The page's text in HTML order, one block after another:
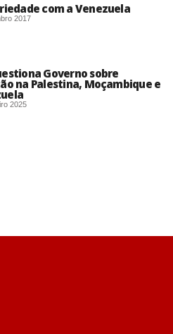
com a Venezuela
2017
Governo sobre
na Palestina, Moçambique e
2025